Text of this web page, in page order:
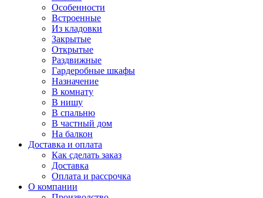
Особенности
Встроенные
Из кладовки
Закрытые
Открытые
Раздвижные
Гардеробные шкафы
Назначение
В комнату
В нишу
В спальню
В частный дом
На балкон
Доставка и оплата
Как сделать заказ
Доставка
Оплата и рассрочка
О компании